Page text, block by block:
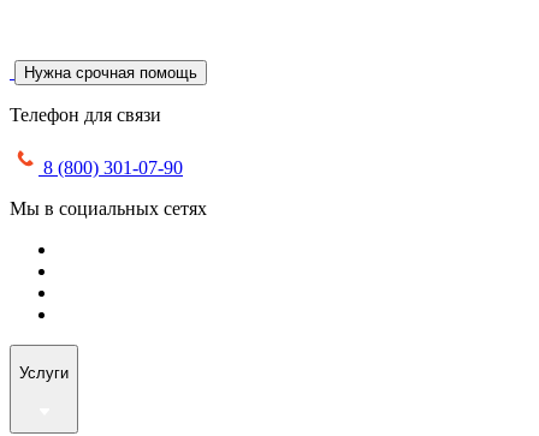
Нужна срочная помощь
Телефон для связи
8 (800) 301-07-90
Мы в социальных сетях
Услуги